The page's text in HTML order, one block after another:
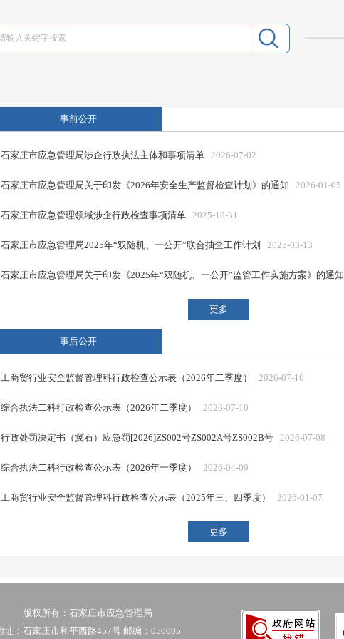
事前公开
石家庄市应急管理局涉企行政执法主体和事项清单 2026-07-02
石家庄市应急管理局关于印发《2026年安全生产监督检查计划》的通知 2026-01-05
石家庄市应急管理领域涉企行政检查事项清单 2025-10-31
石家庄市应急管理局2025年“双随机、一公开”联合抽查工作计划 2025-03-13
石家庄市应急管理局关于印发《2025年“双随机、一公开”监管工作实施方案》的通知
更多
事后公开
工商贸行业安全监督管理科行政检查公示表（2026年二季度） 2026-07-10
综合执法二科行政检查公示表（2026年二季度） 2026-07-10
行政处罚决定书（冀石）应急罚[2026]ZS002号ZS002A号ZS002B号 2026-07-08
综合执法二科行政检查公示表（2026年一季度） 2026-04-09
工商贸行业安全监督管理科行政检查公示表（2025年三、四季度） 2026-01-07
更多